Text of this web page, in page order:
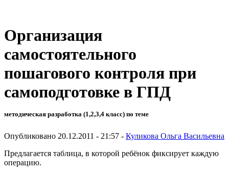
Организация
самостоятельного
пошагового контроля при
самоподготовке в ГПД
методическая разработка (1,2,3,4 класс) по теме
Опубликовано 20.12.2011 - 21:57 - Куликова Ольга Васильевна
Предлагается таблица, в которой ребёнок фиксирует каждую
операцию.